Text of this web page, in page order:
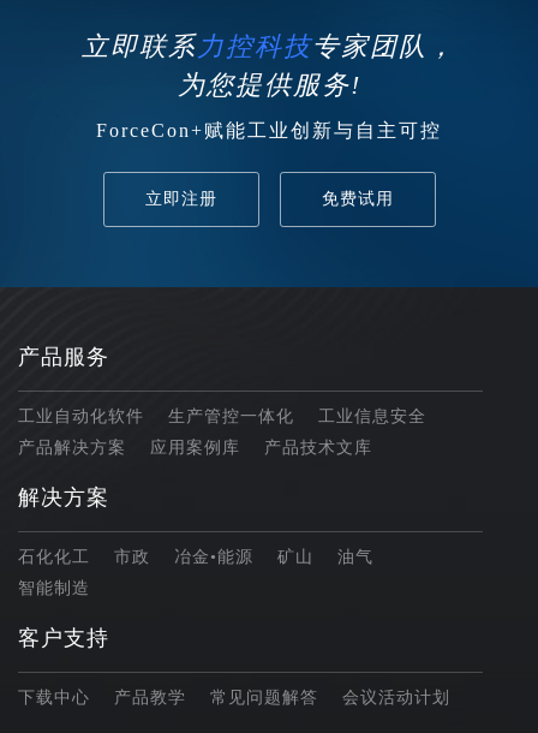
立即联系 力控科技专家团队，
为您提供服务!
ForceCon+赋能工业创新与自主可控
立即注册 免费试用
产品服务
工业自动化软件 生产管控一体化
工业信息安全
产品解决方案
应用案例库 产品技术文库
解决方案
石化化工 市政 冶金•能源 矿山
油气
智能制造
客户支持
下载中心 产品教学 常见问题解答 会议活动计划